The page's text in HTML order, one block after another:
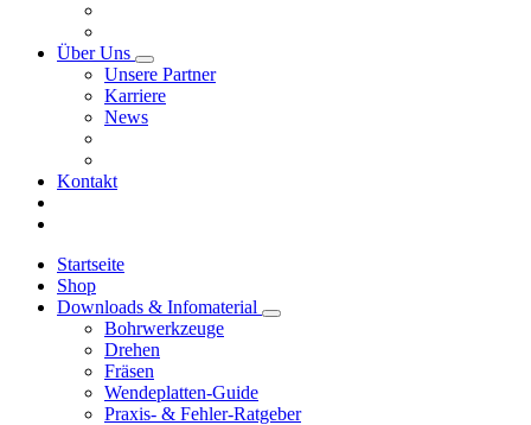
Über Uns
Unsere Partner
Karriere
News
Kontakt
Startseite
Shop
Downloads & Infomaterial
Bohrwerkzeuge
Drehen
Fräsen
Wendeplatten-Guide
Praxis- & Fehler-Ratgeber